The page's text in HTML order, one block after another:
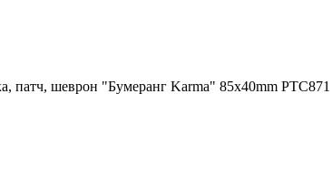
патч, шеврон "Бумеранг Karma" 85x40mm PTC871